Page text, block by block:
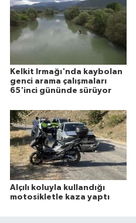
Kelkit Irmağı'nda kaybolan
genci arama çalışmaları
65'inci gününde sürüyor
Alçılı koluyla kullandığı
motosikletle kaza yaptı